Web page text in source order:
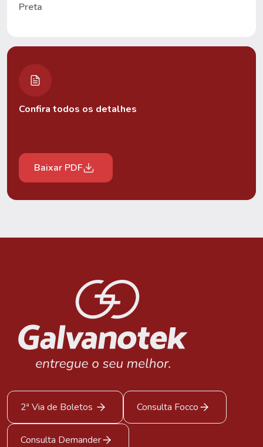
Preta
Confira todos os detalhes
Baixar PDF
2ª Via de Boletos Consulta Focco
Consulta Demander